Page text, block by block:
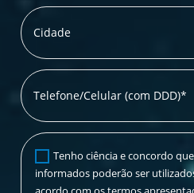
Cidade
Telefone/Celular (com DDD)*
Tenho ciência e concordo
informados poderão ser